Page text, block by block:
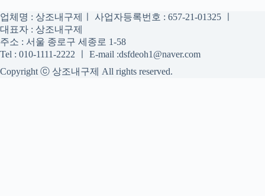
업체명 : 상조내구제ㅣ 사업자등록번호 : 657-21-01325 ㅣ
대표자 : 상조내구제
주소 : 서울 종로구 세종로 1-58
Tel : 010-1111-2222 ㅣ E-mail :dsfdeoh1@naver.com
Copyright ⓒ 상조내구제 All rights reserved.